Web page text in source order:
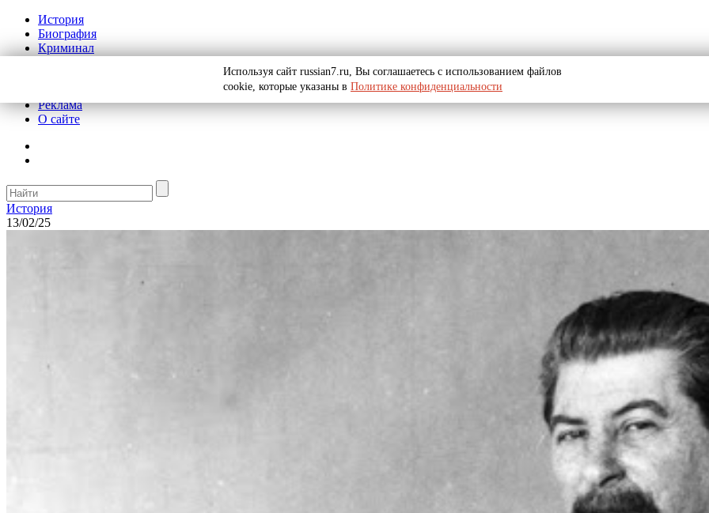
История
Биография
Криминал
Реклама
О сайте
История
13/02/25
Используя сайт russian7.ru, Вы соглашаетесь с использованием файлов
cookie, которые указаны в Политике конфиденциальности